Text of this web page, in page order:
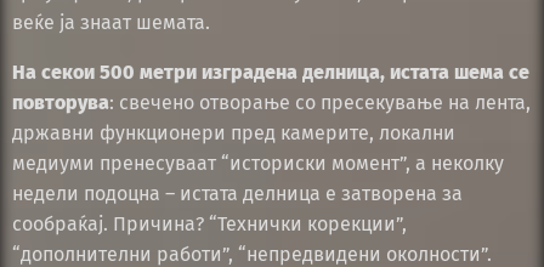
веќе ја знаат шемата.
На секои 500 метри изградена делница, истата шема се
повторува: свечено отворање со пресекување на лента,
државни функционери пред камерите, локални
медиуми пренесуваат “историски момент”, а неколку
недели подоцна – истата делница е затворена за
сообраќај. Причина? “Технички корекции”,
“дополнителни работи”, “непредвидени околности”.